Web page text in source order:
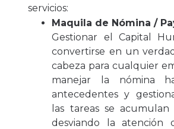
servicios:
Maquila de Nómina /
Gestionar el Capital
convertirse en un
cabeza para cualquier
manejar la nómina
antecedentes y
las tareas se acumulan
desviando la atención